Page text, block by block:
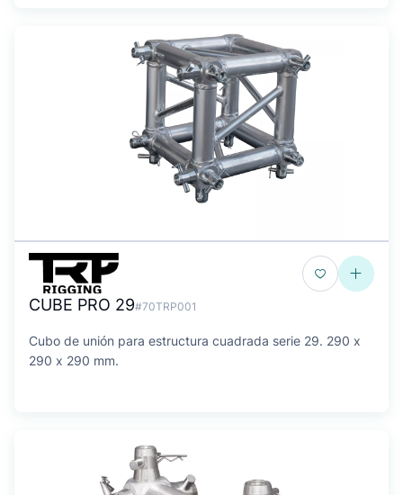
CUBE PRO 29#70TRP001
Cubo de unión para estructura cuadrada serie 29. 290 x
290 x 290 mm.